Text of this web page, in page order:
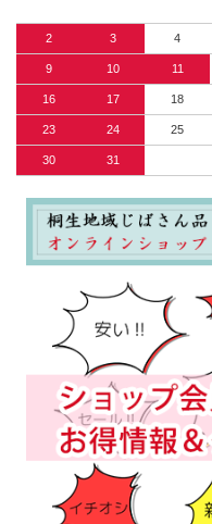
2 3 4
9 10 11
16 17 18
23 24 25
30 31